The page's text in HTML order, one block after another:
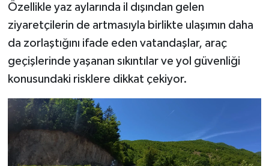
Özellikle yaz aylarında il dışından gelen
ziyaretçilerin de artmasıyla birlikte ulaşımın daha
da zorlaştığını ifade eden vatandaşlar, araç
geçişlerinde yaşanan sıkıntılar ve yol güvenliği
konusundaki risklere dikkat çekiyor.